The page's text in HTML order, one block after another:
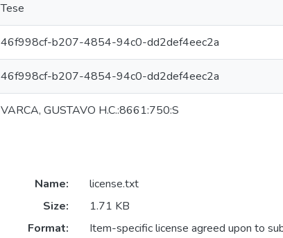
Tese
46f998cf-b207-4854-94c0-dd2def4eec2a
46f998cf-b207-4854-94c0-dd2def4eec2a
VARCA, GUSTAVO H.C.:8661:750:S
Name:
license.txt
Size:
1.71 KB
Format:
Item-specific license agreed upon to